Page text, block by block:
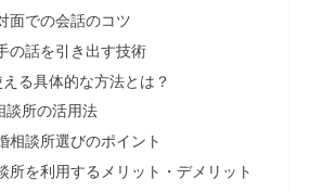
面での会話のコツ
の話を引き出す技術
る具体的な方法とは？
談所の活用法
相談所選びのポイント
所を利用するメリット・デメリット